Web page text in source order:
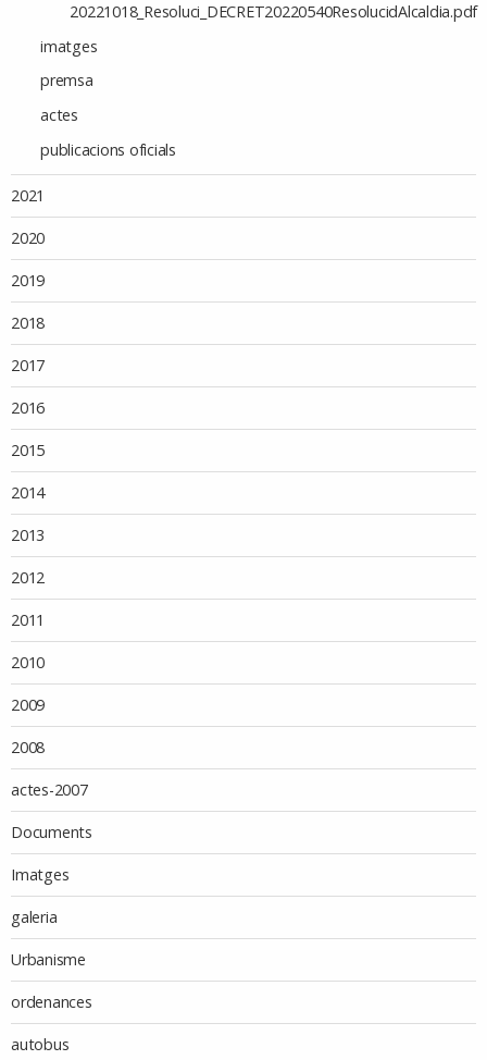
20221018_Resoluci_DECRET20220540ResolucidAlcaldia.pdf
imatges
premsa
actes
publicacions oficials
2021
2020
2019
2018
2017
2016
2015
2014
2013
2012
2011
2010
2009
2008
actes-2007
Documents
Imatges
galeria
Urbanisme
ordenances
autobus